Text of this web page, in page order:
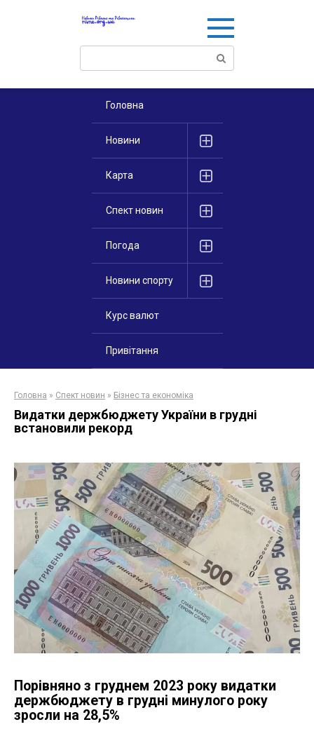
Поиск:
Головна
Новини
Карта
Спект новин
Погода
Новини спорту
Курс валют
Привітання
Головна » Спект новин » Бізнес та економіка
Видатки держбюджету України в грудні
встановили рекорд
Порівняно з груднем 2023 року видатки
держбюджету в грудні минулого року
зросли на 28,5%